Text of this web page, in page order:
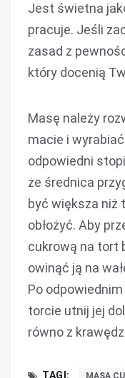
Jest świetna
pracuje. Jeśli
zasad z
który docenią
Masę należy
macie i
odpowiedni
że średnica
być większa niż
obłożyć. Aby
cukrową na tort
owinąć ją na
Po
torcie utnij jej
równo z
TAGI: MASA